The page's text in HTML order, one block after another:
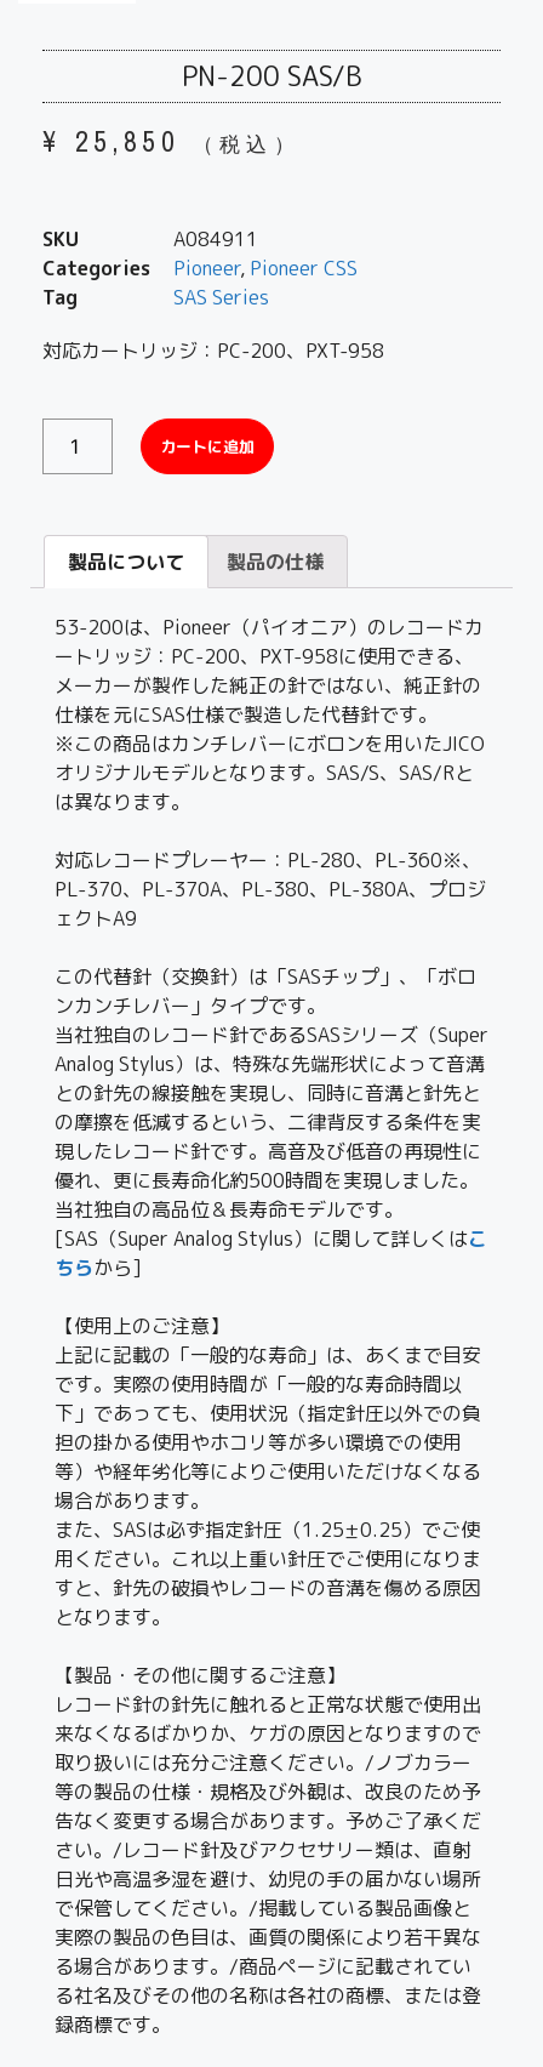
PN-200 SAS/B
¥ 25,850 （税込）
SKU
A084911
Categories
Pioneer, Pioneer CSS
Tag
SAS Series
対応カートリッジ：PC-200、PXT-958
カートに追加
製品について 製品の仕様
53-200は、Pioneer（パイオニア）のレコードカ
ートリッジ：PC-200、PXT-958に使用できる、
メーカーが製作した純正の針ではない、純正針の
仕様を元にSAS仕様で製造した代替針です。
※この商品はカンチレバーにボロンを用いたJICO
オリジナルモデルとなります。SAS/S、SAS/Rと
は異なります。
対応レコードプレーヤー：PL-280、PL-360※、
PL-370、PL-370A、PL-380、PL-380A、プロジ
ェクトA9
この代替針（交換針）は「SASチップ」、「ボロ
ンカンチレバー」タイプです。
当社独自のレコード針であるSASシリーズ（Super
Analog Stylus）は、特殊な先端形状によって音溝
との針先の線接触を実現し、同時に音溝と針先と
の摩擦を低減するという、二律背反する条件を実
現したレコード針です。高音及び低音の再現性に
優れ、更に長寿命化約500時間を実現しました。
当社独自の高品位＆長寿命モデルです。
[SAS（Super Analog Stylus）に関して詳しくはこ
ちらから]
【使用上のご注意】
上記に記載の「一般的な寿命」は、あくまで目安
です。実際の使用時間が「一般的な寿命時間以
下」であっても、使用状況（指定針圧以外での負
担の掛かる使用やホコリ等が多い環境での使用
等）や経年劣化等によりご使用いただけなくなる
場合があります。
また、SASは必ず指定針圧（1.25±0.25）でご使
用ください。これ以上重い針圧でご使用になりま
すと、針先の破損やレコードの音溝を傷める原因
となります。
【製品・その他に関するご注意】
レコード針の針先に触れると正常な状態で使用出
来なくなるばかりか、ケガの原因となりますので
取り扱いには充分ご注意ください。/ノブカラー
等の製品の仕様・規格及び外観は、改良のため予
告なく変更する場合があります。予めご了承くだ
さい。/レコード針及びアクセサリー類は、直射
日光や高温多湿を避け、幼児の手の届かない場所
で保管してください。/掲載している製品画像と
実際の製品の色目は、画質の関係により若干異な
る場合があります。/商品ページに記載されてい
る社名及びその他の名称は各社の商標、または登
録商標です。